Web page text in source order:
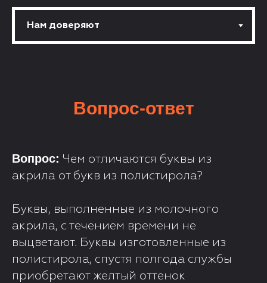
Вопрос-ответ
Вопрос: Чем отличаются буквы из
акрила от букв из полистирола?
Буквы, выполненные из молочного
акрила, с течением времени не
выцветают. Буквы изготовленные из
полистирола, спустя полгода службы
приобретают желтый оттенок